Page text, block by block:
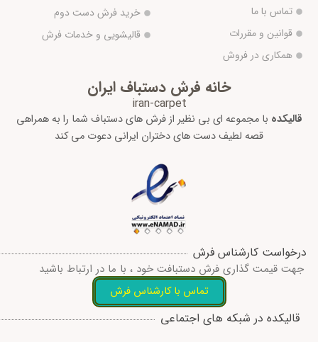
تماس با ما
قوانین و مقررات
همکاری در فروش
خرید فرش دست دوم
قالیشویی و خدمات فرش
خانه فرش دستباف ایران
iran-carpet
قالیکده با مجموعه ای بی نظیر از فرش های دستباف شما را به همراهی
قصه لطیف دست های دختران ایرانی دعوت می کند
درخواست کارشناس فرش
جهت قیمت گذاری فرش دستبافت خود ، با ما در ارتباط باشید
تماس با کارشناس فرش
قالیکده در شبکه های اجتماعی
F
T
T
W
I